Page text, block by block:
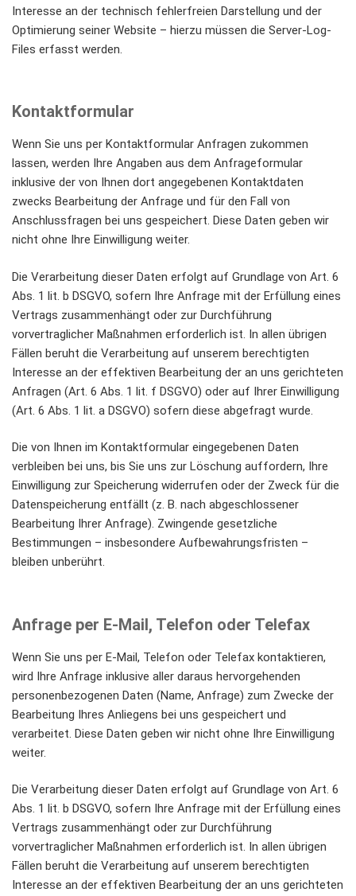
Interesse an der technisch fehlerfreien Darstellung und der
Optimierung seiner Website – hierzu müssen die Server-Log-
Files erfasst werden.
Kontaktformular
Wenn Sie uns per Kontaktformular Anfragen zukommen
lassen, werden Ihre Angaben aus dem Anfrageformular
inklusive der von Ihnen dort angegebenen Kontaktdaten
zwecks Bearbeitung der Anfrage und für den Fall von
Anschlussfragen bei uns gespeichert. Diese Daten geben wir
nicht ohne Ihre Einwilligung weiter.
Die Verarbeitung dieser Daten erfolgt auf Grundlage von Art. 6
Abs. 1 lit. b DSGVO, sofern Ihre Anfrage mit der Erfüllung eines
Vertrags zusammenhängt oder zur Durchführung
vorvertraglicher Maßnahmen erforderlich ist. In allen übrigen
Fällen beruht die Verarbeitung auf unserem berechtigten
Interesse an der effektiven Bearbeitung der an uns gerichteten
Anfragen (Art. 6 Abs. 1 lit. f DSGVO) oder auf Ihrer Einwilligung
(Art. 6 Abs. 1 lit. a DSGVO) sofern diese abgefragt wurde.
Die von Ihnen im Kontaktformular eingegebenen Daten
verbleiben bei uns, bis Sie uns zur Löschung auffordern, Ihre
Einwilligung zur Speicherung widerrufen oder der Zweck für die
Datenspeicherung entfällt (z. B. nach abgeschlossener
Bearbeitung Ihrer Anfrage). Zwingende gesetzliche
Bestimmungen – insbesondere Aufbewahrungsfristen –
bleiben unberührt.
Anfrage per E-Mail, Telefon oder Telefax
Wenn Sie uns per E-Mail, Telefon oder Telefax kontaktieren,
wird Ihre Anfrage inklusive aller daraus hervorgehenden
personenbezogenen Daten (Name, Anfrage) zum Zwecke der
Bearbeitung Ihres Anliegens bei uns gespeichert und
verarbeitet. Diese Daten geben wir nicht ohne Ihre Einwilligung
weiter.
Die Verarbeitung dieser Daten erfolgt auf Grundlage von Art. 6
Abs. 1 lit. b DSGVO, sofern Ihre Anfrage mit der Erfüllung eines
Vertrags zusammenhängt oder zur Durchführung
vorvertraglicher Maßnahmen erforderlich ist. In allen übrigen
Fällen beruht die Verarbeitung auf unserem berechtigten
Interesse an der effektiven Bearbeitung der an uns gerichteten